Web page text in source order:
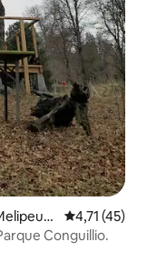
4,71 de uma
4,71 (45)
Conguillio.